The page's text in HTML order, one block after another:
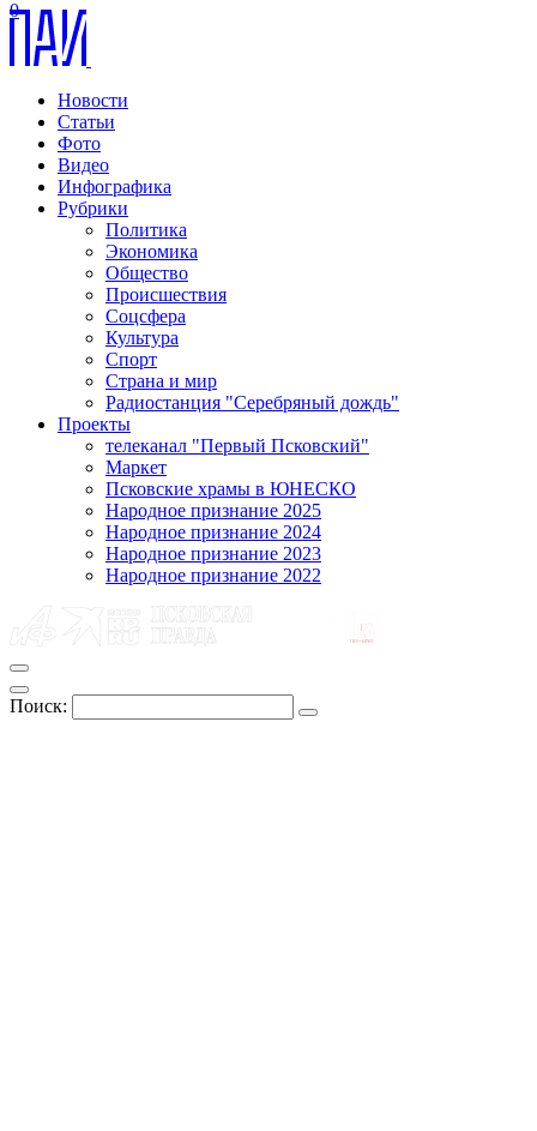
Новости
Статьи
Фото
Видео
Инфографика
Рубрики
Политика
Экономика
Общество
Происшествия
Соцсфера
Культура
Спорт
Страна и мир
Радиостанция "Серебряный дождь"
Проекты
телеканал "Первый Псковский"
Маркет
Псковские храмы в ЮНЕСКО
Народное признание 2025
Народное признание 2024
Народное признание 2023
Народное признание 2022
Поиск:
0